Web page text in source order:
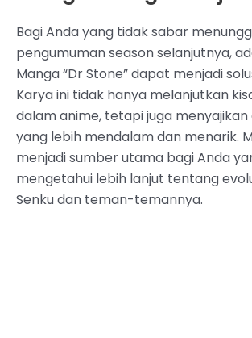
Bagi Anda yang tidak sabar
pengumuman season selanjutnya,
Manga “Dr Stone” dapat menjadi
Karya ini tidak hanya melanjutkan
dalam anime, tetapi juga
yang lebih mendalam dan menarik.
menjadi sumber utama bagi Anda
mengetahui lebih lanjut tentang
Senku dan teman-temannya.